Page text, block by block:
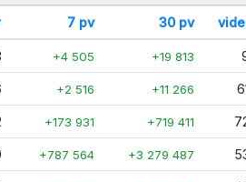
7 pv 30 pv
+4 505 +19 813
+2 516 +11 266
+173 931 +719 411
+787 564 +3 279 487